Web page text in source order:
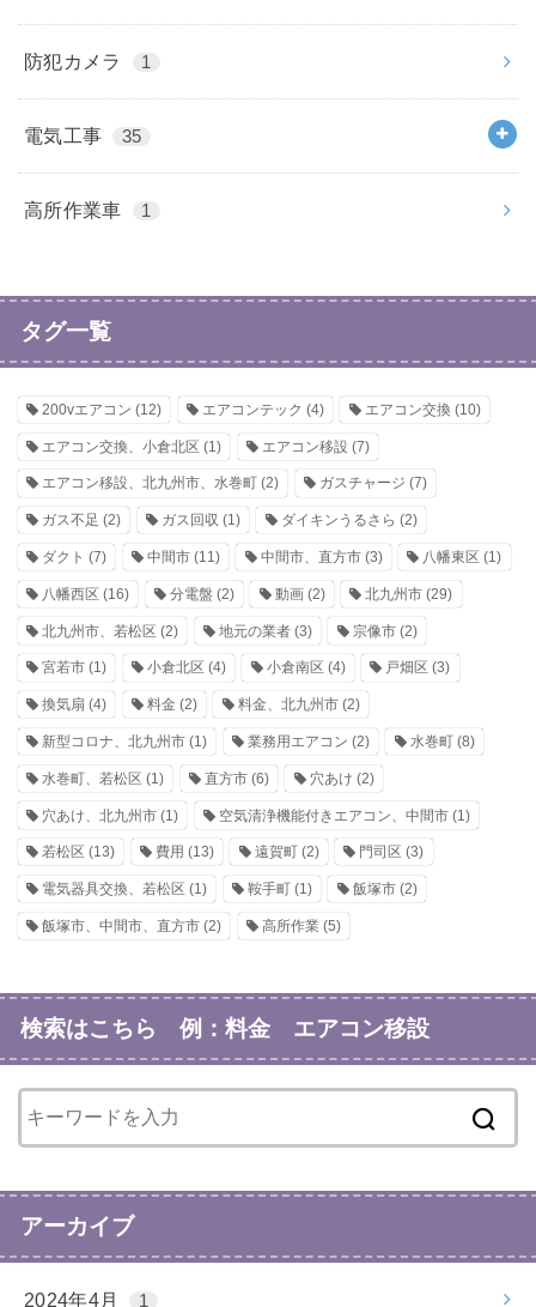
防犯カメラ 1
電気工事 35
高所作業車 1
タグ一覧
200vエアコン (12) エアコンテック (4) エアコン交換 (10)
エアコン交換、小倉北区 (1) エアコン移設 (7)
エアコン移設、北九州市、水巻町 (2) ガスチャージ (7)
ガス不足 (2) ガス回収 (1) ダイキンうるさら (2)
ダクト (7) 中間市(11) 中間市、直方市(3) 八幡東区 (1)
八幡西区 (16) 分電盤 (2) 動画(2) 北九州市 (29)
北九州市、若松区 (2) 地元の業者(3) 宗像市(2)
宮若市 (1) 小倉北区 (4) 小倉南区 (4) 戸畑区 (3)
換気扇 (4) 料金 (2) 料金、北九州市(2)
新型コロナ、北九州市 (1) 業務用エアコン (2) 水巻町(8)
水巻町、若松区 (1) 直方市(6) 穴あけ (2)
穴あけ、北九州市 (1) 空気清浄機能付きエアコン、中間市(1)
若松区 (13) 費用 (13) 遠賀町(2) 門司区 (3)
電気器具交換、若松区 (1) 鞍手町(1) 飯塚市(2)
飯塚市、中間市、直方市 (2) 高所作業(5)
検索はこちら 例：料金 エアコン移設
アーカイブ
2024年4月 1